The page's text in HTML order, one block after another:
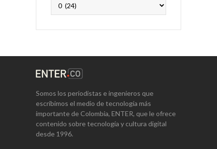
Somos los periodistas e ingenieros que
escribimos el medio de tecnología más
importante de Colombia, ENTER, que le ofrece
contenido sobre tecnología y cultura digital
desde 1996.